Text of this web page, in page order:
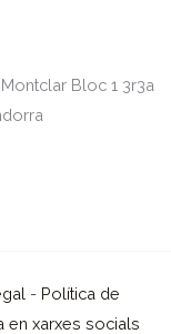
Bloc 1 3r3a
- Política de
en xarxes socials